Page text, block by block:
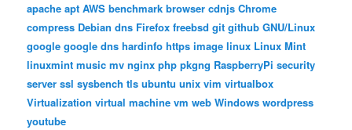
apache apt AWS benchmark browser cdnjs Chrome
compress Debian dns Firefox freebsd git github GNU/Linux
google google dns hardinfo https image linux Linux Mint
linuxmint music mv nginx php pkgng RaspberryPi security
server ssl sysbench tls ubuntu unix vim virtualbox
Virtualization virtual machine vm web Windows wordpress
youtube